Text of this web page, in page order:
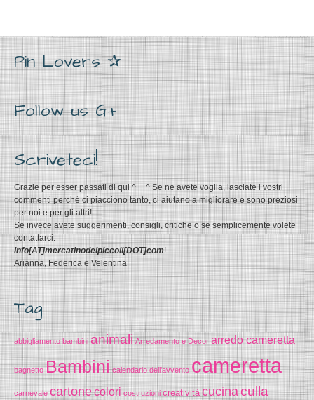
Pin Lovers ✰
Follow us G+
Scriveteci!
Grazie per esser passati di qui ^__^ Se ne avete voglia, lasciate i vostri
commenti perché ci piacciono tanto, ci aiutano a migliorare e sono preziosi
per noi e per gli altri!
Se invece avete suggerimenti, consigli, critiche o se semplicemente volete
contattarci:
info[AT]mercatinodeipiccoli[DOT]com!
Arianna, Federica e Velentina
Tag
abbigliamento bambini animali Arredamento e Decor arredo cameretta
bagnetto Bambini calendario dell'avvento cameretta
carnevale cartonecolori costruzioni creatività cucinaculla